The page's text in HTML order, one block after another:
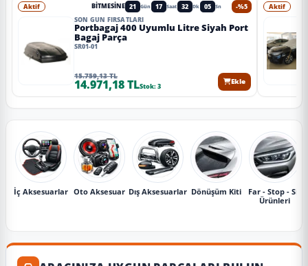
-%5
Aktif BITMESINE 21 Gün 17 Saat 32 Dk 03 Sn
SON GÜN FIRSATLARI
Portbagaj 400 Uyumlu Litre Siyah Port
Bagaj Parça
SR01-01
15.759,13 TL
14.971,18 TLStok: 3
Ekle
Aktif
İç Aksesuarlar Oto Aksesuar Dış Aksesuarlar Dönüşüm Kiti
Far - Stop - Sis
Ürünleri